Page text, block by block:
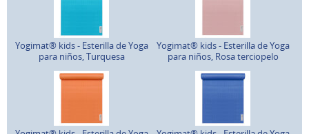
Yogimat® kids - Esterilla de Yoga
para niños, Turquesa
Yogimat® kids - Esterilla de Yoga
para niños, Rosa terciopelo